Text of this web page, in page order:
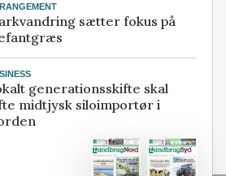
sætter fokus på
generationsskifte skal
midtjysk siloimportør i